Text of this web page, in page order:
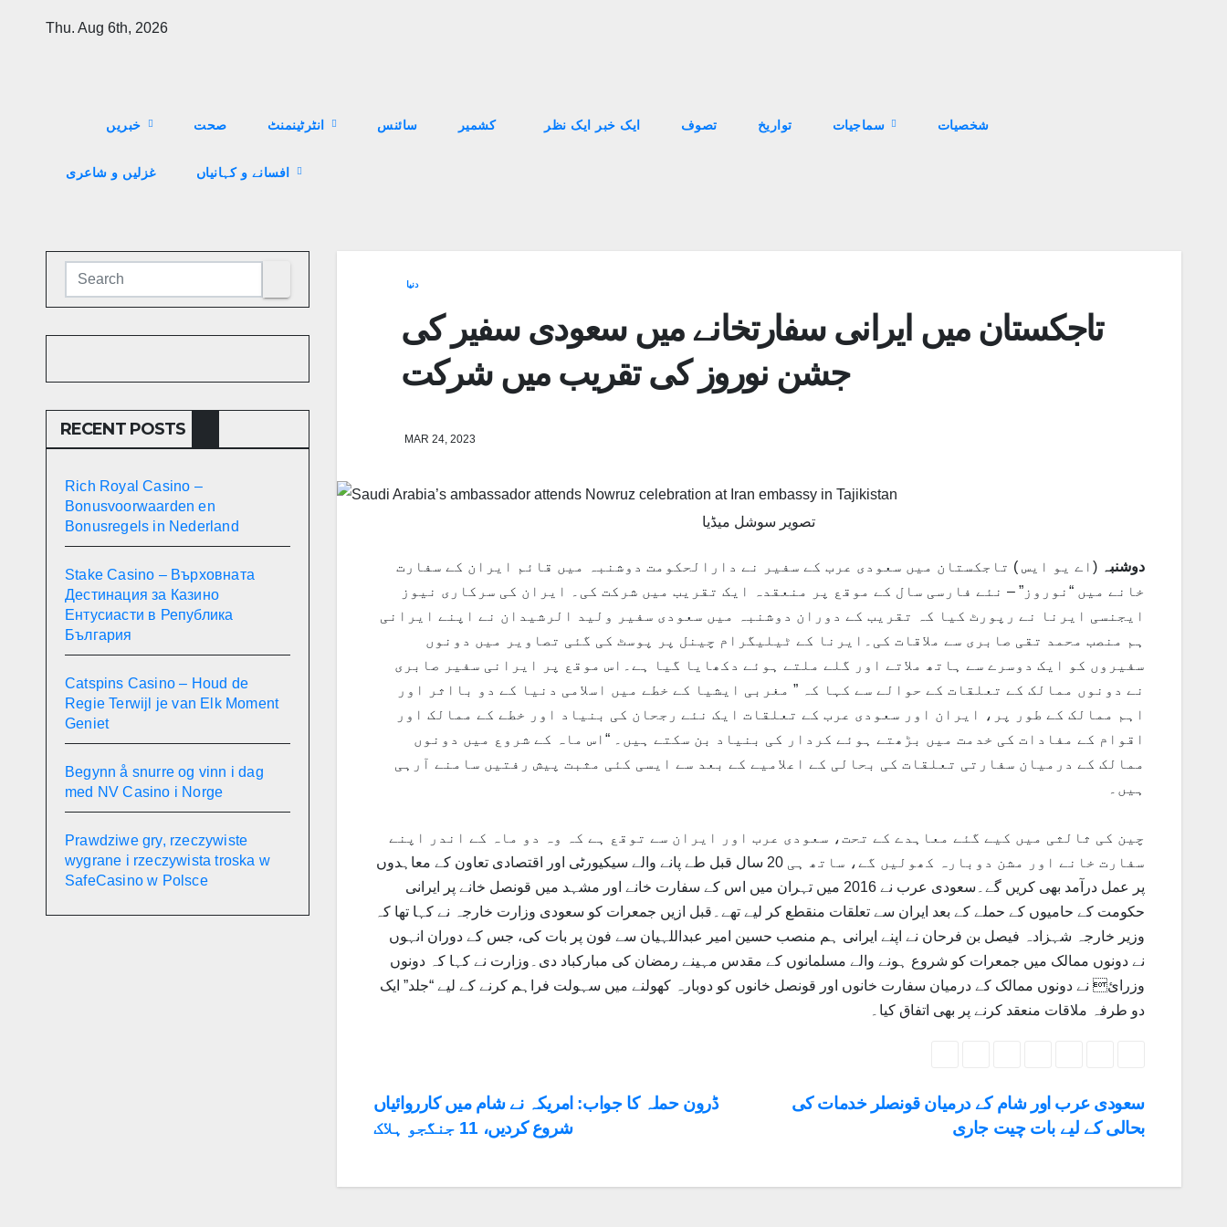
Thu. Aug 6th, 2026
صحت سائنس کشمیر ایک خبر ایک نظر تصوف تواریخ
غزلیں و شاعری
RECENT POSTS
Rich Royal Casino –
Bonusvoorwaarden en
Bonusregels in Nederland
Stake Casino – Върховната
Дестинация за Казино
Ентусиасти в Република
България
Catspins Casino – Houd de
Regie Terwijl je van Elk Moment
Geniet
Begynn å snurre og vinn i dag
med NV Casino i Norge
Prawdziwe gry, rzeczywiste
wygrane i rzeczywista troska w
SafeCasino w Polsce
دنیا
تاجکستان میں ایرانی سفارتخانے میں سعودی سفیر کی
جشن نوروز کی تقریب میں شرکت
MAR 24, 2023
تصویر سوشل میڈیا
دوشنبہ (اے یو ایس ) تاجکستان میں سعودی عرب کے سفیر نے دارالحکومت دوشنبہ میں قائم ایران کے سفارت
خانے میں “نوروز” – نئے فارسی سال کے موقع پر منعقدہ ایک تقریب میں شرکت کی۔ ایران کی سرکاری نیوز
ایجنسی ایرنا نے رپورٹ کیا کہ تقریب کے دوران دوشنبہ میں سعودی سفیر ولید الرشیدان نے اپنے ایرانی
ہم منصب محمد تقی صابری سے ملاقات کی۔ایرنا کے ٹیلیگرام چینل پر پوسٹ کی گئی تصاویر میں دونوں
سفیروں کو ایک دوسرے سے ہاتھ ملاتے اور گلے ملتے ہوئے دکھایا گیا ہے۔اس موقع پر ایرانی سفیر صابری
نے دونوں ممالک کے تعلقات کے حوالے سے کہا کہ ” مغربی ایشیا کے خطے میں اسلامی دنیا کے دو بااثر اور
اہم ممالک کے طور پر، ایران اور سعودی عرب کے تعلقات ایک نئے رجحان کی بنیاد اور خطے کے ممالک اور
اقوام کے مفادات کی خدمت میں بڑھتے ہوئے کردار کی بنیاد بن سکتے ہیں۔ “اس ماہ کے شروع میں دونوں
ممالک کے درمیان سفارتی تعلقات کی بحالی کے اعلامیے کے بعد سے ایسی کئی مثبت پیش رفتیں سامنے آرہی
ہیں۔
چین کی ثالثی میں کیے گئے معاہدے کے تحت، سعودی عرب اور ایران سے توقع ہے کہ وہ دو ماہ کے اندر اپنے
سفارت خانے اور مشن دوبارہ کھولیں گے، ساتھ ہی 20 سال قبل طے پانے والے سیکیورٹی اور اقتصادی تعاون کے معاہدوں
پر عمل درآمد بھی کریں گے۔سعودی عرب نے 2016 میں تہران میں اس کے سفارت خانے اور مشہد میں قونصل خانے پر ایرانی
حکومت کے حامیوں کے حملے کے بعد ایران سے تعلقات منقطع کر لیے تھے۔قبل ازیں جمعرات کو سعودی وزارت خارجہ نے کہا تھا کہ
وزیر خارجہ شہزادہ فیصل بن فرحان نے اپنے ایرانی ہم منصب حسین امیر عبداللہیان سے فون پر بات کی، جس کے دوران انہوں
نے دونوں ممالک میں جمعرات کو شروع ہونے والے مسلمانوں کے مقدس مہینے رمضان کی مبارکباد دی۔وزارت نے کہا کہ دونوں
وزرائ نے دونوں ممالک کے درمیان سفارت خانوں اور قونصل خانوں کو دوبارہ کھولنے میں سہولت فراہم کرنے کے لیے “جلد” ایک
دو طرفہ ملاقات منعقد کرنے پر بھی اتفاق کیا۔
Post
navigation
سعودی عرب اور شام کے درمیان قونصلر خدمات کی
بحالی کے لیے بات چیت جاری
ڈرون حملہ کا جواب: امریکہ نے شام میں کارروائیاں
شروع کردیں، 11 جنگجو ہلاک